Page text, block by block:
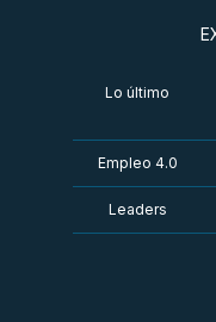
Lo último
Empleo 4.0
Leaders